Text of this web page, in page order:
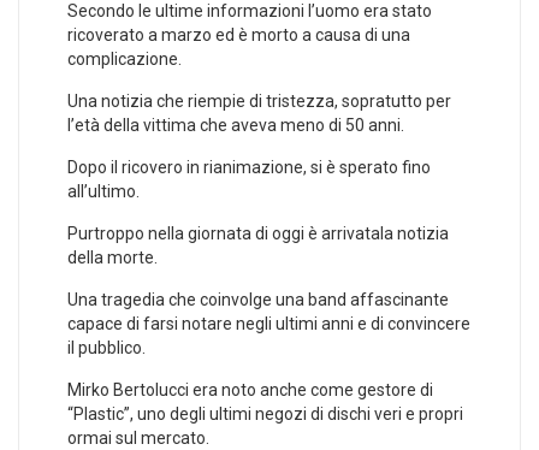
Secondo le ultime informazioni l’uomo era stato
ricoverato a marzo ed è morto a causa di una
complicazione.
Una notizia che riempie di tristezza, sopratutto per
l’età della vittima che aveva meno di 50 anni.
Dopo il ricovero in rianimazione, si è sperato fino
all’ultimo.
Purtroppo nella giornata di oggi è arrivatala notizia
della morte.
Una tragedia che coinvolge una band affascinante
capace di farsi notare negli ultimi anni e di convincere
il pubblico.
Mirko Bertolucci era noto anche come gestore di
“Plastic”, uno degli ultimi negozi di dischi veri e propri
ormai sul mercato.